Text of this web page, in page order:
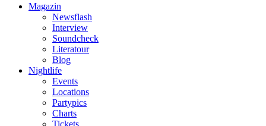
Magazin
Newsflash
Interview
Soundcheck
Literatour
Blog
Nightlife
Events
Locations
Partypics
Charts
Tickets